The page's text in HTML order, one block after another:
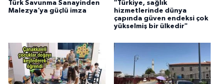
Türk Savunma Sanayinden
Malezya’ya güçlü imza
"Türkiye, sağlık
hizmetlerinde dünya
çapında güven endeksi çok
yükselmiş bir ülkedir"